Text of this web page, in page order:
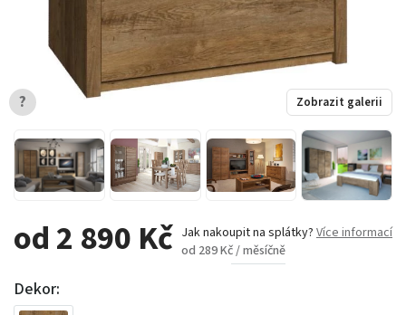
od 2 890 Kč Jak nakoupit na splátky? Více informací
od 289 Kč / měsíčně
Dekor:
Zobrazit galerii
?